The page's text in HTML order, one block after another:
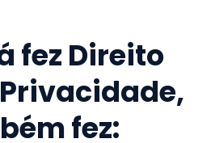
fez Direito
,
fez: